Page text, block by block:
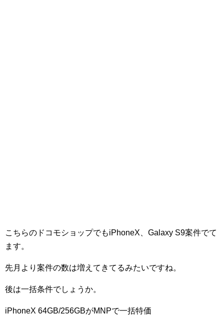
こちらのドコモショップでもiPhoneX、Galaxy S9案件でて
ます。
先月より案件の数は増えてきてるみたいですね。
後は一括条件でしょうか。
iPhoneX 64GB/256GBがMNPで一括特価